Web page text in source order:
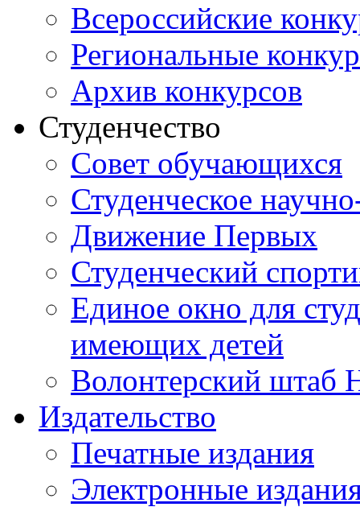
Всероссийские
Региональные
Архив конкурсов
Студенчество
Совет обучающихся
Студенческое
Движение Первых
Студенческий
Единое окно для
имеющих детей
Волонтерский штаб
Издательство
Печатные издания
Электронные